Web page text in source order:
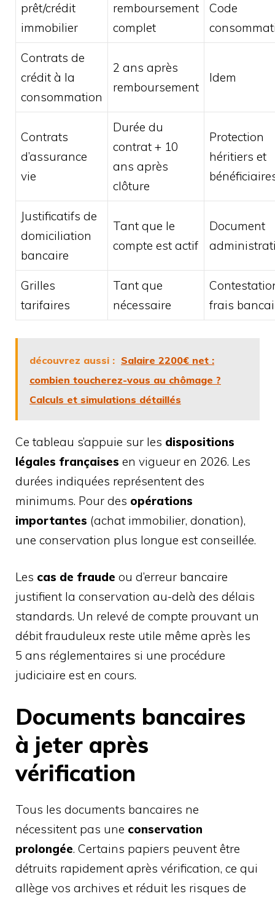
prêt/crédit
immobilier
remboursement
complet
Code
Contrats de
crédit à la
consommation
2 ans après
remboursement
Idem
Contrats
d’assurance
vie
Durée du
contrat + 10
ans après
clôture
Protection
héritiers et
Justificatifs de
domiciliation
bancaire
Tant que le
compte est actif
Document
Grilles
tarifaires
Tant que
nécessaire
frais
découvrez aussi : Salaire 2200€ net :
combien toucherez-vous au chômage ?
Calculs et simulations détaillés
Ce tableau s’appuie sur les dispositions
légales françaises en vigueur en 2026. Les
durées indiquées représentent des
minimums. Pour des opérations
importantes (achat immobilier, donation),
une conservation plus longue est conseillée.
Les cas de fraude ou d’erreur bancaire
justifient la conservation au-delà des délais
standards. Un relevé de compte prouvant un
débit frauduleux reste utile même après les
5 ans réglementaires si une procédure
judiciaire est en cours.
Documents bancaires
à jeter après
vérification
Tous les documents bancaires ne
nécessitent pas une conservation
prolongée. Certains papiers peuvent être
détruits rapidement après vérification, ce qui
allège vos archives et réduit les risques de